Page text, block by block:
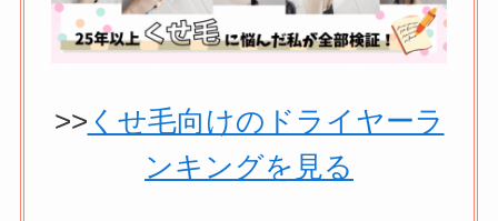
>> くせ毛向けのドライヤーラ
ンキングを見る